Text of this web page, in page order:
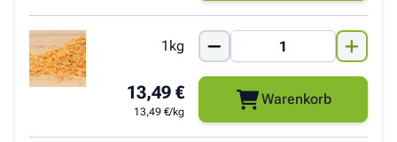
1kg
13,49 €
13,49 €/kg
Warenkorb